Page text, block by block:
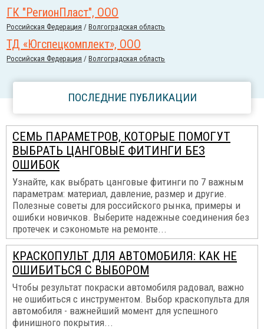
ГК "РегионПласт", ООО
Российcкая Федерация /Волгоградская область
ТД «Югспецкомплект», ООО
Российcкая Федерация /Волгоградская область
ПОСЛЕДНИЕ ПУБЛИКАЦИИ
СЕМЬ ПАРАМЕТРОВ, КОТОРЫЕ ПОМОГУТ
ВЫБРАТЬ ЦАНГОВЫЕ ФИТИНГИ БЕЗ
ОШИБОК
Узнайте, как выбрать цанговые фитинги по 7 важным
параметрам: материал, давление, размер и другие.
Полезные советы для российского рынка, примеры и
ошибки новичков. Выберите надежные соединения без
протечек и сэкономьте на ремонте...
КРАСКОПУЛЬТ ДЛЯ АВТОМОБИЛЯ: КАК НЕ
ОШИБИТЬСЯ С ВЫБОРОМ
Чтобы результат покраски автомобиля радовал, важно
не ошибиться с инструментом. Выбор краскопульта для
автомобиля - важнейший момент для успешного
финишного покрытия...